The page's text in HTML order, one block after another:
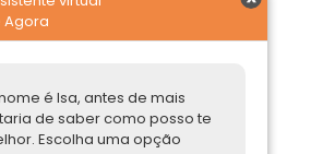
Agora
é Isa, antes de mais
de saber como posso te
Escolha uma opção
alugar